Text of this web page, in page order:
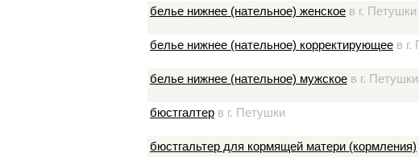
белье нижнее (нательное) женское в г. Петушки
белье нижнее (нательное) корректирующее в г.
белье нижнее (нательное) мужское в г. Петушки
бюстгалтер в г. Петушки
бюстгальтер для кормящей матери (кормления)